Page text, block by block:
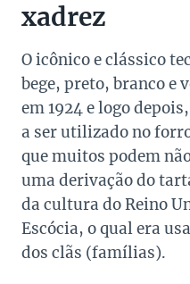
xadrez
O icônico e clássico
bege, preto, branco
em 1924 e logo
a ser utilizado no
que muitos podem
uma derivação do
da cultura do Reino
Escócia, o qual era
dos clãs (famílias).